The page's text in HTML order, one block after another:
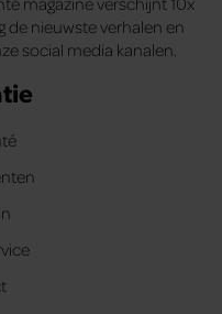
de nieuwste verhalen en
social media kanalen.